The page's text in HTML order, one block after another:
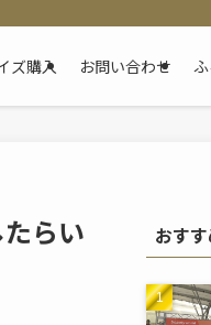
ズ購入 お問い合わせ
らい
おす